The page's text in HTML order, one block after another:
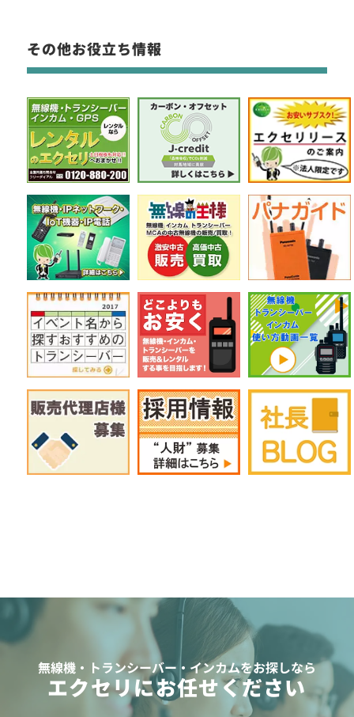
その他お役立ち情報
無線機・トランシーバー・インカムをお探しなら
エクセリにお任せください